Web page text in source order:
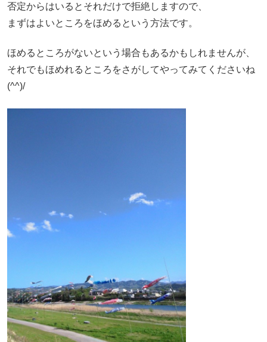
否定からはいるとそれだけで拒絶しますので、
まずはよいところをほめるという方法です。
ほめるところがないという場合もあるかもしれませんが、
それでもほめれるところをさがしてやってみてくださいね
(^^)/